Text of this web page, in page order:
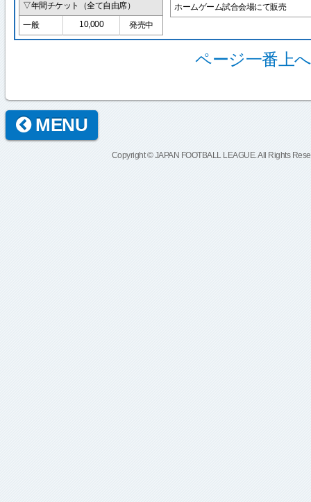
▽年間チケット（全て自由席）
一般
10,000 発売中
ホームゲーム試合会場にて販売
ページ一番上
MENU
Copyright © JAPAN FOOTBALL LEAGUE. All Rights